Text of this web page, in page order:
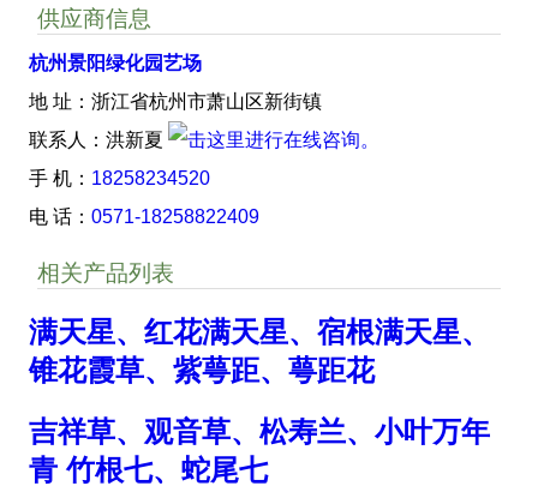
供应商信息
杭州景阳绿化园艺场
地 址：浙江省杭州市萧山区新街镇
联系人：洪新夏
手 机： 18258234520
电 话： 0571-18258822409
相关产品列表
满天星、红花满天星、宿根满天星、
锥花霞草、紫萼距、萼距花
吉祥草、观音草、松寿兰、小叶万年
青 竹根七、蛇尾七